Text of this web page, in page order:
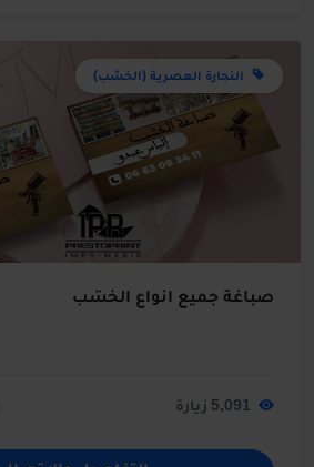
النجارة العصرية (الخشب)
صباغة جميع أنواع الخشب